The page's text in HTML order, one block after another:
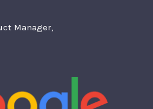
Manager,